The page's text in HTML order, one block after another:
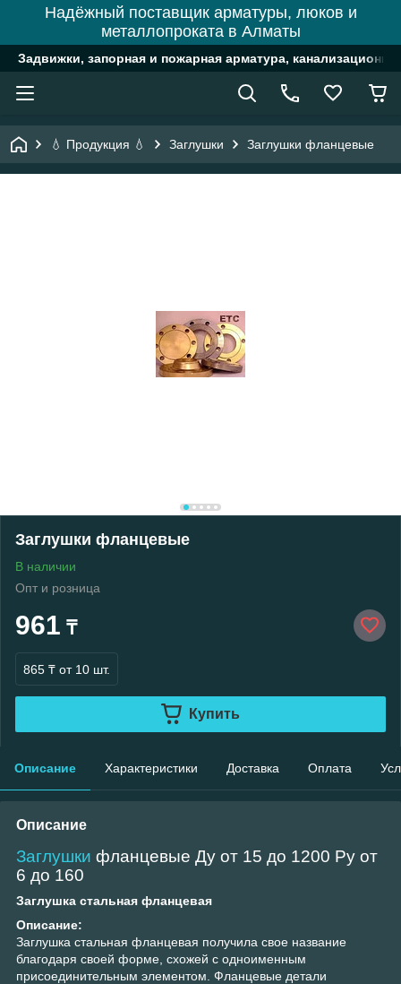
Надёжный поставщик арматуры, люков и
металлопроката в Алматы
Задвижки, запорная и пожарная арматура,
💧 Продукция 💧 Заглушки Заглушки фланцевые
Заглушки фланцевые
В наличии
Опт и розница
961 ₸
865 ₸ от 10 шт.
Купить
Описание Характеристики Доставка Оплата
Описание
Заглушки фланцевые Ду от 15 до 1200 Ру от
6 до 160
Заглушка стальная фланцевая
Описание:
Заглушка стальная фланцевая получила свое название
благодаря своей форме, схожей с одноименным
присоединительным элементом. Фланцевые детали